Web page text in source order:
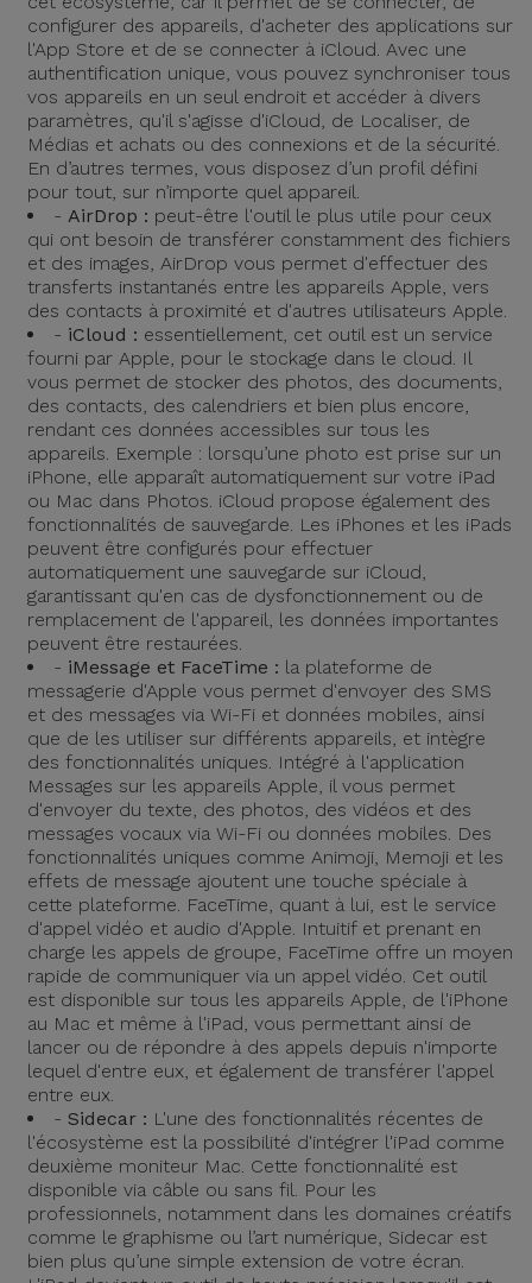
iPad et
Tablette
Kids
Voir
tout
configurer des appareils, d'acheter des applications sur
l'App Store et de se connecter à iCloud. Avec une
authentification unique, vous pouvez synchroniser tous
vos appareils en un seul endroit et accéder à divers
paramètres, qu'il s'agisse d'iCloud, de Localiser, de
Médias et achats ou des connexions et de la sécurité.
En d’autres termes, vous disposez d’un profil défini
pour tout, sur n’importe quel appareil.
- AirDrop : peut-être l'outil le plus utile pour ceux
qui ont besoin de transférer constamment des fichiers
et des images, AirDrop vous permet d'effectuer des
transferts instantanés entre les appareils Apple, vers
des contacts à proximité et d'autres utilisateurs Apple.
- iCloud : essentiellement, cet outil est un service
fourni par Apple, pour le stockage dans le cloud. Il
vous permet de stocker des photos, des documents,
des contacts, des calendriers et bien plus encore,
rendant ces données accessibles sur tous les
appareils. Exemple : lorsqu’une photo est prise sur un
iPhone, elle apparaît automatiquement sur votre iPad
ou Mac dans Photos. iCloud propose également des
fonctionnalités de sauvegarde. Les iPhones et les iPads
peuvent être configurés pour effectuer
automatiquement une sauvegarde sur iCloud,
garantissant qu'en cas de dysfonctionnement ou de
remplacement de l'appareil, les données importantes
peuvent être restaurées.
- iMessage et FaceTime : la plateforme de
messagerie d'Apple vous permet d'envoyer des SMS
et des messages via Wi-Fi et données mobiles, ainsi
que de les utiliser sur différents appareils, et intègre
des fonctionnalités uniques. Intégré à l'application
Messages sur les appareils Apple, il vous permet
d'envoyer du texte, des photos, des vidéos et des
messages vocaux via Wi-Fi ou données mobiles. Des
fonctionnalités uniques comme Animoji, Memoji et les
effets de message ajoutent une touche spéciale à
cette plateforme. FaceTime, quant à lui, est le service
d'appel vidéo et audio d'Apple. Intuitif et prenant en
charge les appels de groupe, FaceTime offre un moyen
rapide de communiquer via un appel vidéo. Cet outil
est disponible sur tous les appareils Apple, de l'iPhone
au Mac et même à l'iPad, vous permettant ainsi de
lancer ou de répondre à des appels depuis n'importe
lequel d'entre eux, et également de transférer l'appel
entre eux.
- Sidecar : L'une des fonctionnalités récentes de
l'écosystème est la possibilité d'intégrer l'iPad comme
deuxième moniteur Mac. Cette fonctionnalité est
disponible via câble ou sans fil. Pour les
professionnels, notamment dans les domaines créatifs
comme le graphisme ou l’art numérique, Sidecar est
bien plus qu’une simple extension de votre écran.